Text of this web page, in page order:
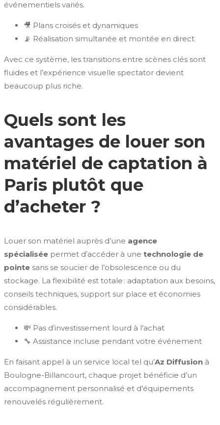
événementiels variés.
🎥 Plans croisés et dynamiques
📡 Réalisation simultanée et montée en direct
Avec ce système, les transitions entre scènes clés sont
fluides et l’expérience visuelle spectator devient
beaucoup plus riche.
Quels sont les
avantages de louer son
matériel de captation à
Paris plutôt que
d’acheter ?
Louer son matériel auprès d’une agence
spécialisée permet d’accéder à une technologie de
pointe sans se soucier de l’obsolescence ou du
stockage. La flexibilité est totale : adaptation aux besoins,
conseils techniques, support sur place et économies
considérables.
💸 Pas d’investissement lourd à l’achat
🔧 Assistance incluse pendant votre événement
En faisant appel à un service local tel qu’Az Diffusion à
Boulogne-Billancourt, chaque projet bénéficie d’un
accompagnement personnalisé et d’équipements
renouvelés régulièrement.